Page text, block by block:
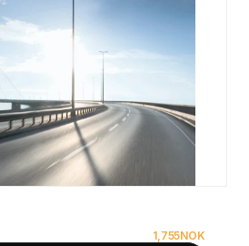
1,755NOK